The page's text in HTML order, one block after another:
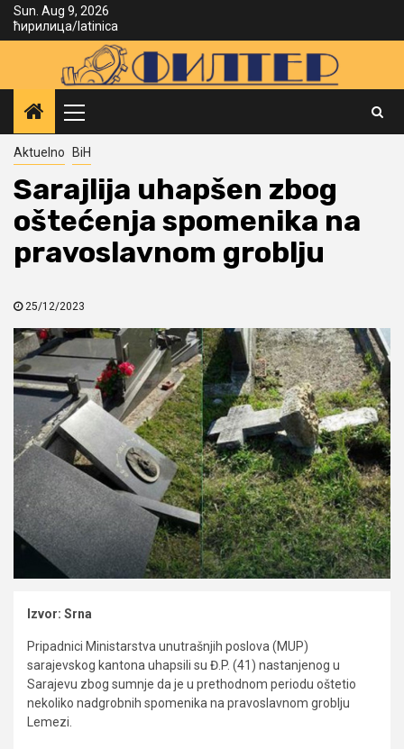
SkipSun. Aug 9, 2026
ћирилица/latinica
Menu
Aktuelno BiH
Sarajlija uhapšen zbog
oštećenja spomenika na
pravoslavnom groblju
25/12/2023
Izvor: Srna
Pripadnici Ministarstva unutrašnjih poslova (MUP)
sarajevskog kantona uhapsili su Đ.P. (41) nastanjenog u
Sarajevu zbog sumnje da je u prethodnom periodu oštetio
nekoliko nadgrobnih spomenika na pravoslavnom groblju
Lemezi.